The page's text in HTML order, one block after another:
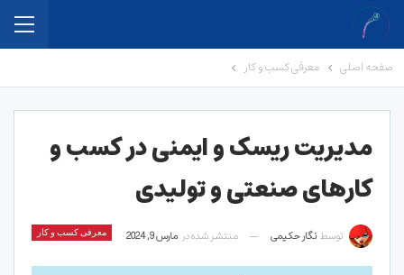
صفحه اصلی معرفی کسب و کار
مدیریت ریسک و ایمنی در کسب و
کارهای صنعتی و تولیدی
معرفی کسب و کار توسط نگار حکیمی منتشر شده در مارس 9, 2024